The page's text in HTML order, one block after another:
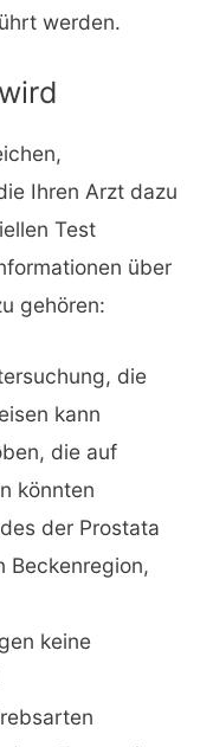
werden.
Ihren Arzt dazu
Test
über
gehören:
die
kann
die auf
könnten
der Prostata
Beckenregion,
keine